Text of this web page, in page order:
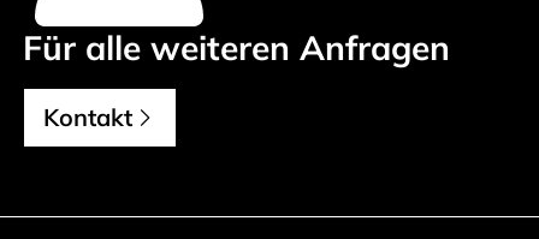
Für alle weiteren Anfragen
Kontakt